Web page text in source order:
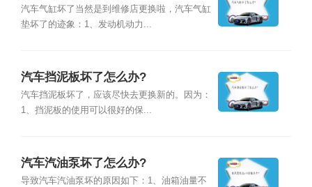
汽车气缸坏了当然是到维修店更换啦，汽车气缸
垫坏了的迹象：1、发动机动力...
汽车挡泥板坏了怎么办?
汽车挡泥板坏了，应该尽快去更换新的。因为：
1、挡泥板的使用可以很好的保...
汽车汽油泵坏了怎么办?
导致汽车汽油泵坏的原因如下：1、油箱油量不